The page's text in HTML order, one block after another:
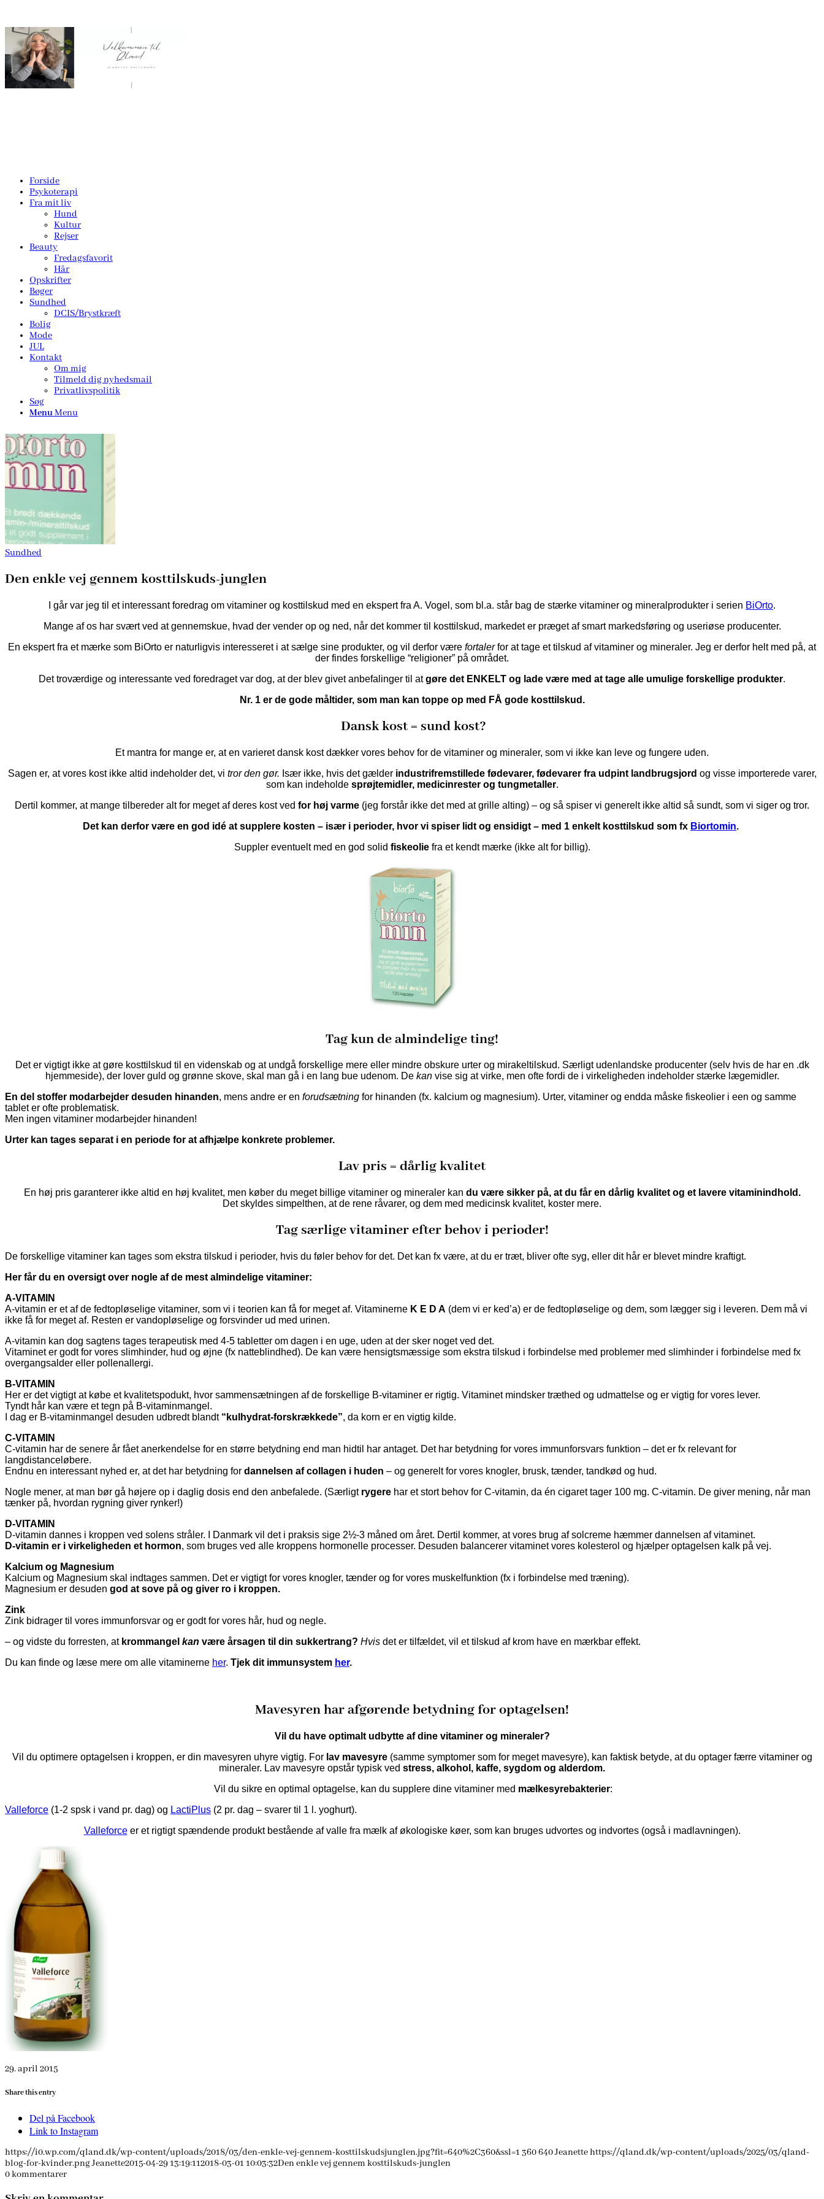
Forside
Psykoterapi
Fra mit liv
Hund
Kultur
Rejser
Beauty
Fredagsfavorit
Hår
Opskrifter
Bøger
Sundhed
DCIS/Brystkræft
Bolig
Mode
JUL
Kontakt
Om mig
Tilmeld dig nyhedsmail
Privatlivspolitik
Søg
MenuMenu
Sundhed
Den enkle vej gennem kosttilskuds-junglen
I går var jeg til et interessant foredrag om vitaminer og kosttilskud med en ekspert fra A. Vogel, som bl.a. står bag de stærke vitaminer og mineralprodukter i serien BiOrto.
Mange af os har svært ved at gennemskue, hvad der vender op og ned, når det kommer til kosttilskud, markedet er præget af smart markedsføring og useriøse producenter.
En ekspert fra et mærke som BiOrto er naturligvis interesseret i at sælge sine produkter, og vil derfor være fortalerfor at tage et tilskud af vitaminer og mineraler. Jeg er derfor helt med på, at
der findes forskellige “religioner” på området.
Det troværdige og interessante ved foredraget var dog, at der blev givet anbefalinger til atgøre det ENKELT og lade være med at tage alle umulige forskellige produkter.
Nr. 1 er de gode måltider, som man kan toppe op med FÅ gode kosttilskud.
Dansk kost = sund kost?
Et mantra for mange er, at en varieret dansk kost dækker vores behov for de vitaminer og mineraler, som vi ikke kan leve og fungere uden.
Sagen er, at vores kost ikke altid indeholder det, vi tror den gør. Især ikke, hvis det gælder industrifremstillede fødevarer, fødevarer fra udpint landbrugsjord og visse importerede varer,
som kan indeholdesprøjtemidler, medicinrester og tungmetaller.
Dertil kommer, at mange tilbereder alt for meget af deres kost ved for høj varme (jeg forstår ikke det med at grille alting) – og så spiser vi generelt ikke altid så sundt, som vi siger og tror.
Det kan derfor være en god idé at supplere kosten – især i perioder, hvor vi spiser lidt og ensidigt – med 1 enkelt kosttilskud som fx Biortomin.
Suppler eventuelt med en god solid fiskeoliefra et kendt mærke (ikke alt for billig).
Tag kun de almindelige ting!
Det er vigtigt ikke at gøre kosttilskud til en videnskab og at undgå forskellige mere eller mindre obskure urter og mirakeltilskud. Særligt udenlandske producenter (selv hvis de har en .dk
hjemmeside), der lover guld og grønne skove, skal man gå i en lang bue udenom. De kanvise sig at virke, men ofte fordi de i virkeligheden indeholder stærke lægemidler.
En del stoffer modarbejder desuden hinanden, mens andre er en forudsætning for hinanden (fx. kalcium og magnesium). Urter, vitaminer og endda måske fiskeolier i een og samme
tablet er ofte problematisk.
Men ingen vitaminer modarbejder hinanden!
Urter kan tages separat i en periode for at afhjælpe konkrete problemer.
Lav pris = dårlig kvalitet
En høj pris garanterer ikke altid en høj kvalitet, men køber du meget billige vitaminer og mineraler kan du være sikker på, at du får en dårlig kvalitet og et lavere vitaminindhold.
Det skyldes simpelthen, at de rene råvarer, og dem med medicinsk kvalitet, koster mere.
Tag særlige vitaminer efter behov i perioder!
De forskellige vitaminer kan tages som ekstra tilskud i perioder, hvis du føler behov for det. Det kan fx være, at du er træt, bliver ofte syg, eller dit hår er blevet mindre kraftigt.
Her får du en oversigt over nogle af de mest almindelige vitaminer:
A-VITAMIN
A-vitamin er et af de fedtopløselige vitaminer, som vi i teorien kan få for meget af. Vitaminerne K E D A (dem vi er ked’a) er de fedtopløselige og dem, som lægger sig i leveren. Dem må vi
ikke få for meget af. Resten er vandopløselige og forsvinder ud med urinen.
A-vitamin kan dog sagtens tages terapeutisk med 4-5 tabletter om dagen i en uge, uden at der sker noget ved det.
Vitaminet er godt for vores slimhinder, hud og øjne (fx natteblindhed). De kan være hensigtsmæssige som ekstra tilskud i forbindelse med problemer med slimhinder i forbindelse med fx
overgangsalder eller pollenallergi.
B-VITAMIN
Her er det vigtigt at købe et kvalitetspodukt, hvor sammensætningen af de forskellige B-vitaminer er rigtig. Vitaminet mindsker træthed og udmattelse og er vigtig for vores lever.
Tyndt hår kan være et tegn på B-vitaminmangel.
I dag er B-vitaminmangel desuden udbredt blandt “kulhydrat-forskrækkede”, da korn er en vigtig kilde.
C-VITAMIN
C-vitamin har de senere år fået anerkendelse for en større betydning end man hidtil har antaget. Det har betydning for vores immunforsvars funktion – det er fx relevant for
langdistanceløbere.
Endnu en interessant nyhed er, at det har betydning for dannelsen af collagen i huden – og generelt for vores knogler, brusk, tænder, tandkød og hud.
Nogle mener, at man bør gå højere op i daglig dosis end den anbefalede. (Særligt rygere har et stort behov for C-vitamin, da én cigaret tager 100 mg. C-vitamin. De giver mening, når man
tænker på, hvordan rygning giver rynker!)
D-VITAMIN
D-vitamin dannes i kroppen ved solens stråler. I Danmark vil det i praksis sige 2½-3 måned om året. Dertil kommer, at vores brug af solcreme hæmmer dannelsen af vitaminet.
D-vitamin er i virkeligheden et hormon, som bruges ved alle kroppens hormonelle processer. Desuden balancerer vitaminet vores kolesterol og hjælper optagelsen kalk på vej.
Kalcium og Magnesium
Kalcium og Magnesium skal indtages sammen. Det er vigtigt for vores knogler, tænder og for vores muskelfunktion (fx i forbindelse med træning).
Magnesium er desuden god at sove på og giver ro i kroppen.
Zink
Zink bidrager til vores immunforsvar og er godt for vores hår, hud og negle.
– og vidste du forresten, at krommangel kan være årsagen til din sukkertrang? Hvis det er tilfældet, vil et tilskud af krom have en mærkbar effekt.
Du kan finde og læse mere om alle vitaminerne her. Tjek dit immunsystem her.
Mavesyren har afgørende betydning for optagelsen!
Vil du have optimalt udbytte af dine vitaminer og mineraler?
Vil du optimere optagelsen i kroppen, er din mavesyren uhyre vigtig. For lav mavesyre(samme symptomer som for meget mavesyre), kan faktisk betyde, at du optager færre vitaminer og
mineraler. Lav mavesyre opstår typisk ved stress, alkohol, kaffe, sygdom og alderdom.
Vil du sikre en optimal optagelse, kan du supplere dine vitaminer med mælkesyrebakterier:
Valleforce (1-2 spsk i vand pr. dag) og LactiPlus (2 pr. dag – svarer til 1 l. yoghurt).
Valleforceer et rigtigt spændende produkt bestående af valle fra mælk af økologiske køer, som kan bruges udvortes og indvortes (også i madlavningen).
29. april 2015
Share this entry
Del på Facebook
Link to Instagram
https://i0.wp.com/qland.dk/wp-content/uploads/2018/03/den-enkle-vej-gennem-kosttilskudsjunglen.jpg?fit=640%2C360&ssl=1 360640Jeanettehttps://qland.dk/wp-content/uploads/2025/03/qland-
blog-for-kvinder.pngJeanette2015-04-29 13:19:112018-03-01 10:03:32Den enkle vej gennem kosttilskuds-junglen
0kommentarer